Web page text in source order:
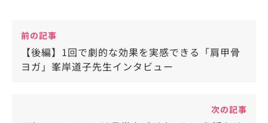
前の記事
【後編】1回で劇的な効果を実感できる「肩甲骨
ヨガ」峯岸道子先生インタビュー
次の記事